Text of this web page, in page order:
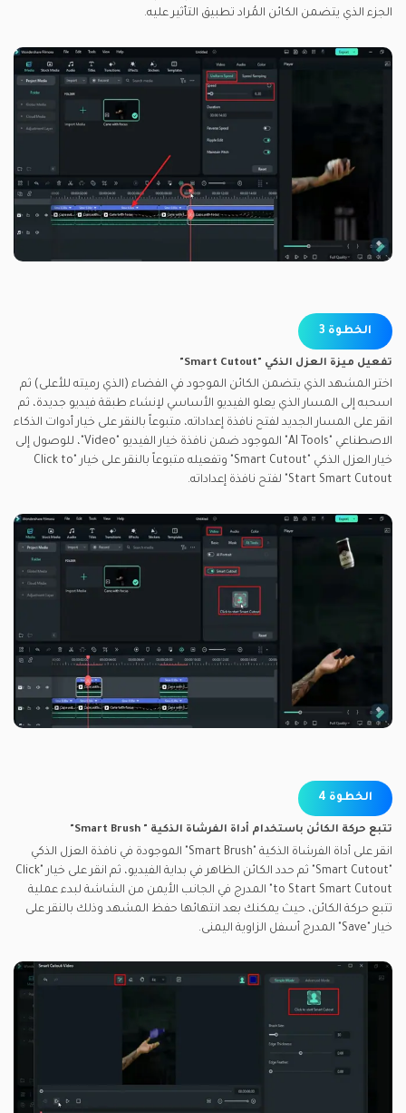
الجزء الذي يتضمن الكائن المُراد تطبيق التأثير عليه.
الخطوة 3
تفعيل ميزة العزل الذكي "Smart Cutout"
اختر المشهد الذي يتضمن الكائن الموجود في الفضاء (الذي رميته للأعلى) ثم
اسحبه إلى المسار الذي يعلو الفيديو الأساسي لإنشاء طبقة فيديو جديدة، ثم
انقر على المسار الجديد لفتح نافذة إعداداته، متبوعاً بالنقر على خيار أدوات الذكاء
الاصطناعي "AI Tools" الموجود ضمن نافذة خيار الفيديو "Video"، للوصول إلى
خيار العزل الذكي "Smart Cutout" وتفعيله متبوعاً بالنقر على خيار "Click to
Start Smart Cutout" لفتح نافذة إعداداته.
الخطوة 4
تتبع حركة الكائن باستخدام أداة الفرشاة الذكية " Smart Brush"
انقر على أداة الفرشاة الذكية "Smart Brush" الموجودة في نافذة العزل الذكي
"Smart Cutout" ثم حدد الكائن الظاهر في بداية الفيديو، ثم انقر على خيار "Click
to Start Smart Cutout" المدرج في الجانب الأيمن من الشاشة لبدء عملية
تتبع حركة الكائن، حيث يمكنك بعد انتهائها حفظ المشهد وذلك بالنقر على
خيار "Save" المدرج أسفل الزاوية اليمنى.